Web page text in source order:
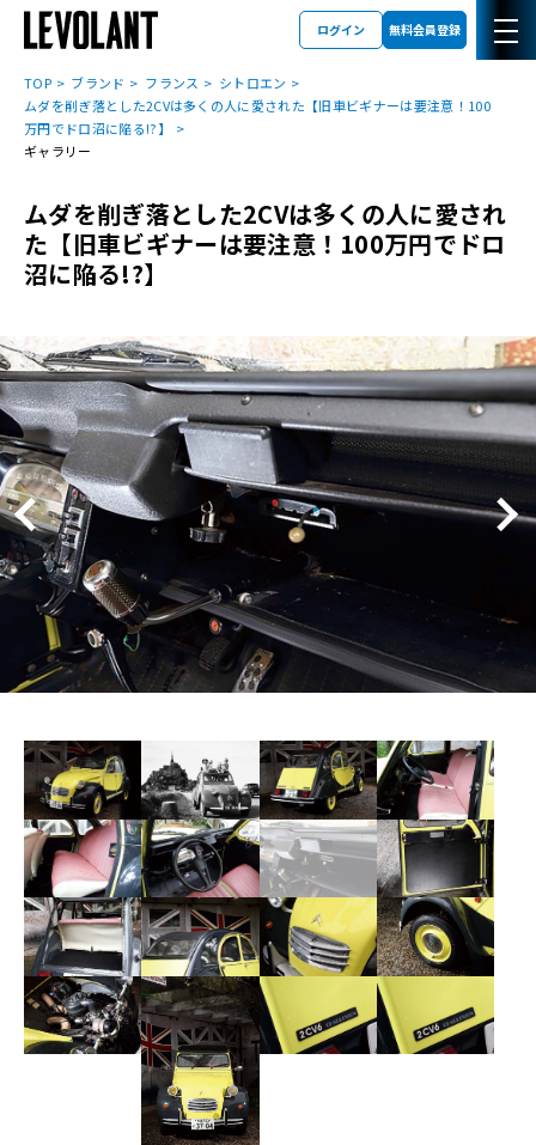
ログイン 無料会員登録
TOP ブランド フランス
シトロエン
ムダを削ぎ落とした2CVは多くの人に愛された【旧車ビギナーは要注意！100
万円でドロ沼に陥る!?】
ギャラリー
ムダを削ぎ落とした2CVは多くの人に愛され
た【旧車ビギナーは要注意！100万円でドロ
沼に陥る!?】